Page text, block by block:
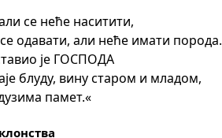
се неће наситити,
одавати, али неће имати порода.
је ГОСПОДА
блуду, вину старом и младом,
памет.«